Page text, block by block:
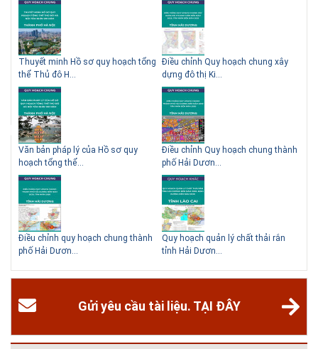
Thông tin tuyển sinh đại học 2025 Khoa kỹ thuật hạ tầng và môi trường
đô thị - Đại học Kiến trúc Hà Nội Tuyển sinh đại học với 280 chỉ tiêu, thời
gian đào tạo 4,5 năm
Thuyết minh Hồ sơ quy hoạch tổng
thể Thủ đô H...
Văn bản pháp lý của Hồ sơ quy
hoạch tổng thể...
Điều chỉnh quy hoạch chung thành
phố Hải Dươn...
Điều chỉnh Quy hoạch chung xây
dựng đô thị Ki...
Điều chỉnh Quy hoạch chung thành
phố Hải Dươn...
Quy hoạch quản lý chất thải rắn
tỉnh Hải Dươn...
Gửi yêu cầu tài liệu. TẠI ĐÂY